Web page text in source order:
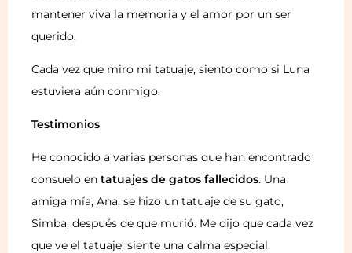
mantener viva la memoria y el amor por un ser
querido.
Cada vez que miro mi tatuaje, siento como si Luna
estuviera aún conmigo.
Testimonios
He conocido a varias personas que han encontrado
consuelo en tatuajes de gatos fallecidos. Una
amiga mía, Ana, se hizo un tatuaje de su gato,
Simba, después de que murió. Me dijo que cada vez
que ve el tatuaje, siente una calma especial.